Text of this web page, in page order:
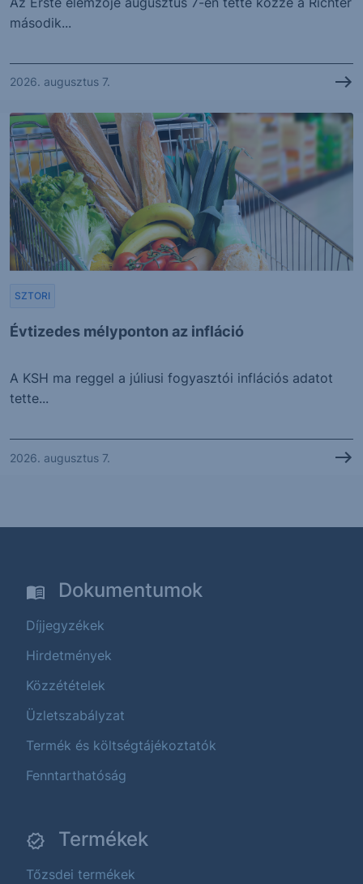
második...
2026. augusztus 7.
Évtizedes mélyponton az infláció
SZTORI
A KSH ma reggel a júliusi fogyasztói inflációs adatot
tette...
2026. augusztus 7.
Dokumentumok
Díjjegyzékek
Hirdetmények
Közzétételek
Üzletszabályzat
Termék és költségtájékoztatók
Fenntarthatóság
Termékek
Tőzsdei termékek